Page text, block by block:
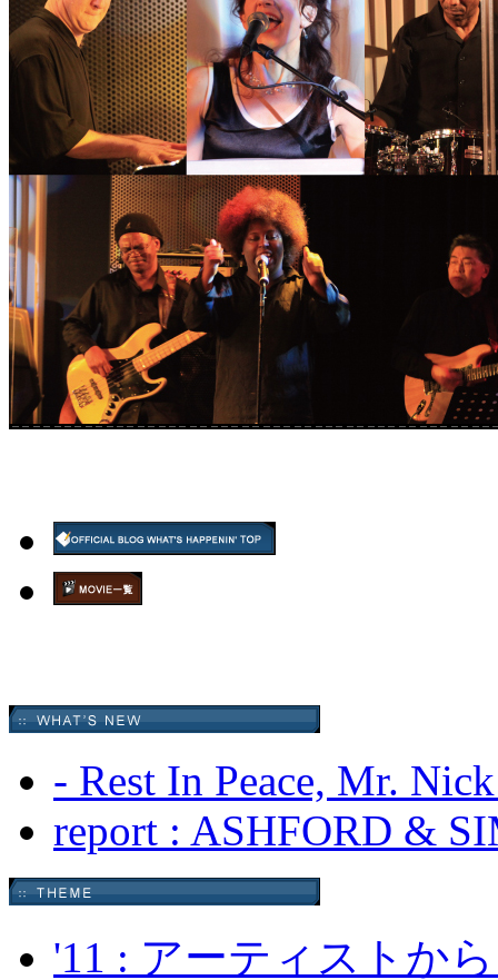
- Rest In Peace, Mr.
report : ASHFORD &
'11 : アーティストか